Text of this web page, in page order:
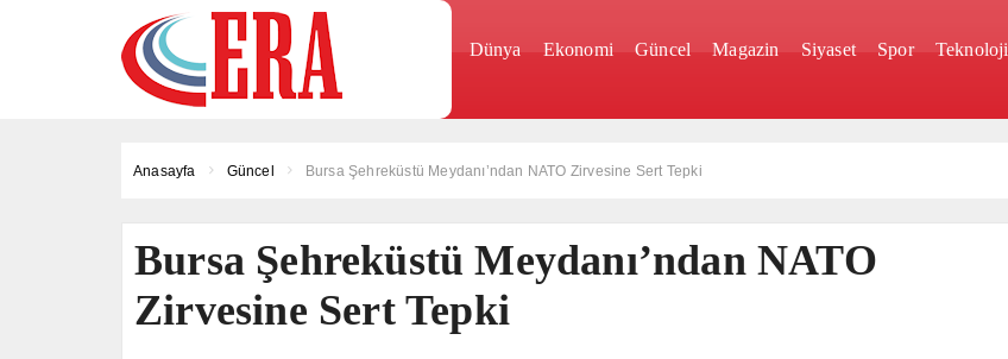
Dünya Ekonomi Güncel Magazin Siyaset Spor Teknoloji
Anasayfa Güncel Bursa Şehreküstü Meydanı’ndan NATO Zirvesine Sert Tepki
Bursa Şehreküstü Meydanı’ndan NATO
Zirvesine Sert Tepki